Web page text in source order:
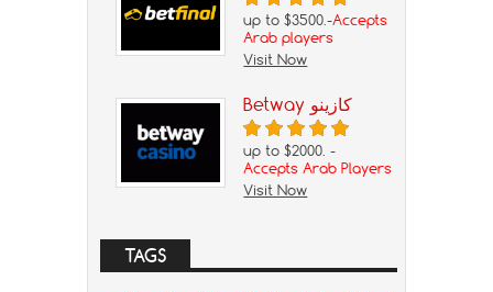
up to $3500.-Accepts
Arab players
Visit Now
Betway كازينو
up to $2000. -
Accepts Arab Players
Visit Now
TAGS